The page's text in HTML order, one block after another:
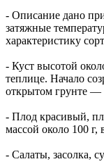
- Описание дано
затяжные
характеристику
- Куст высотой
теплице. Начало
открытом грунте —
- Плод красивый,
массой около 100
- Салаты, засолка,